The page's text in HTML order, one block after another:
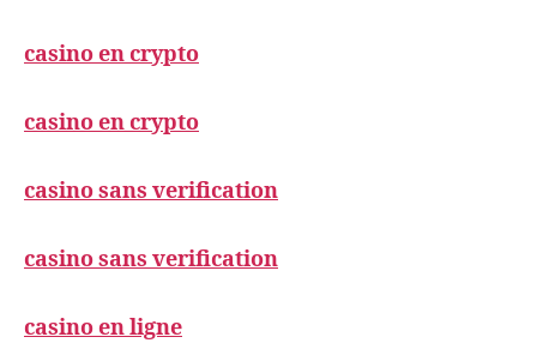
casino en crypto
casino en crypto
casino sans verification
casino sans verification
casino en ligne